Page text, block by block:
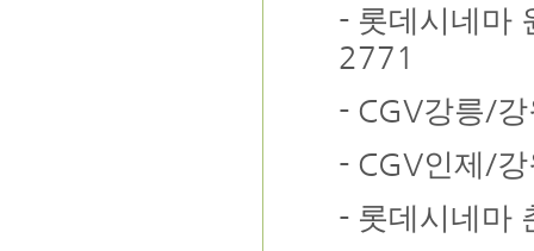
- 롯데시네마
2771
- CGV강릉/
- CGV인제 /
- 롯데시네마